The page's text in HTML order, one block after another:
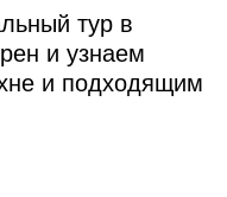
тур в
и узнаем
и подходящим